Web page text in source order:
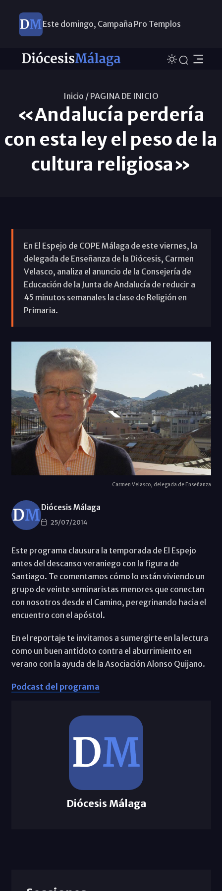
Este domingo, Campaña Pro Templos
Inicio / PAGINA DE INICIO
«Andalucía perdería
con esta ley el peso de la
cultura religiosa»
En El Espejo de COPE Málaga de este viernes, la
delegada de Enseñanza de la Diócesis, Carmen
Velasco, analiza el anuncio de la Consejería de
Educación de la Junta de Andalucía de reducir a
45 minutos semanales la clase de Religión en
Primaria.
Carmen Velasco, delegada de Enseñanza
Diócesis Málaga
25/07/2014
Este programa clausura la temporada de El Espejo
antes del descanso veraniego con la figura de
Santiago. Te comentamos cómo lo están viviendo un
grupo de veinte seminaristas menores que conectan
con nosotros desde el Camino, peregrinando hacia el
encuentro con el apóstol.
En el reportaje te invitamos a sumergirte en la lectura
como un buen antídoto contra el aburrimiento en
verano con la ayuda de la Asociación Alonso Quijano.
Podcast del programa
Diócesis Málaga